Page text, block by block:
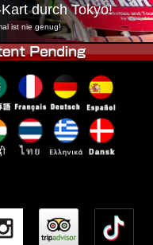
durch Tokyo!
ist nie genug!